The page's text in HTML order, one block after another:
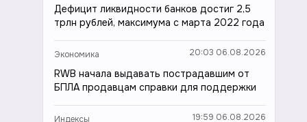
Дефицит ликвидности банков достиг 2,5
трлн рублей, максимума с марта 2022 года
Экономика 20:03 06.08.2026
RWB начала выдавать пострадавшим от
БПЛА продавцам справки для поддержки
Индексы 19:59 06.08.2026